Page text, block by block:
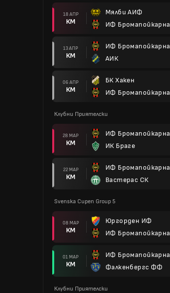
18 АПР
КМ
Мялби АИФ
ИФ Бромапойкарна
13 АПР
КМ
ИФ Бромапойкарна
АИК
06 АПР
КМ
БК Хакен
ИФ Бромапойкарна
Клубни Приятелски
28 МАР
КМ
ИФ Бромапойкарна
ИК Браге
22 МАР
КМ
ИФ Бромапойкарна
Вастерас СК
Svenska Cupen Group 5
08 МАР
КМ
Юргорден ИФ
ИФ Бромапойкарна
01 МАР
КМ
ИФ Бромапойкарна
Фалкенбергс ФФ
Клубни Приятелски